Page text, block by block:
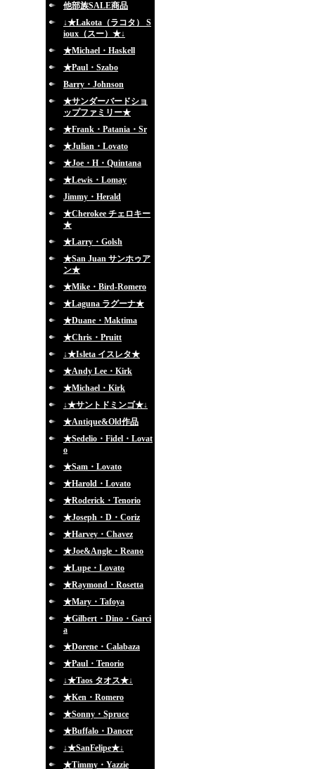
他部族SALE商品
↓★Lakota（ラコタ） S
ioux（スー）★↓
★Michael・Haskell
★Paul・Szabo
Barry・Johnson
★サンダーバードショ
ップファミリー★
★Frank・Patania・Sr
★Julian・Lovato
★Joe・H・Quintana
★Lewis・Lomay
Jimmy・Herald
★Cherokee チェロキー
★
★Larry・Golsh
★San Juan サンホゥア
ン★
★Mike・Bird-Romero
★Laguna ラグーナ★
★Duane・Maktima
★Chris・Pruitt
↓★Isleta イスレタ★
★Andy Lee・Kirk
★Michael・Kirk
↓★サントドミンゴ★↓
★Antique&Old作品
★Sedelio・Fidel・Lovat
o
★Sam・Lovato
★Harold・Lovato
★Roderick・Tenorio
★Joseph・D・Coriz
★Harvey・Chavez
★Joe&Angle・Reano
★Lupe・Lovato
★Raymond・Rosetta
★Mary・Tafoya
★Gilbert・Dino・Garci
a
★Dorene・Calabaza
★Paul・Tenorio
↓★Taos タオス★↓
★Ken・Romero
★Sonny・Spruce
★Buffalo・Dancer
↓★SanFelipe★↓
★Timmy・Yazzie